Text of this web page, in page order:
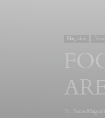
Magazine
By Focus